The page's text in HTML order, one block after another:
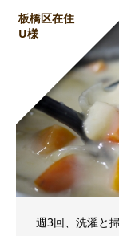
板橋区在住
U様
週3回、洗濯と